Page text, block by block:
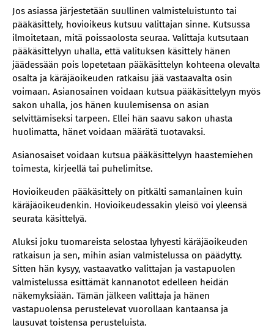
Jos asiassa järjestetään suullinen valmisteluistunto tai
pääkäsittely, hovioikeus kutsuu valittajan sinne. Kutsussa
ilmoitetaan, mitä poissaolosta seuraa. Valittaja kutsutaan
pääkäsittelyyn uhalla, että valituksen käsittely hänen
jäädessään pois lopetetaan pääkäsittelyn kohteena olevalta
osalta ja käräjäoikeuden ratkaisu jää vastaavalta osin
voimaan. Asianosainen voidaan kutsua pääkäsittelyyn myös
sakon uhalla, jos hänen kuulemisensa on asian
selvittämiseksi tarpeen. Ellei hän saavu sakon uhasta
huolimatta, hänet voidaan määrätä tuotavaksi.
Asianosaiset voidaan kutsua pääkäsittelyyn haastemiehen
toimesta, kirjeellä tai puhelimitse.
Hovioikeuden pääkäsittely on pitkälti samanlainen kuin
käräjäoikeudenkin. Hovioikeudessakin yleisö voi yleensä
seurata käsittelyä.
Aluksi joku tuomareista selostaa lyhyesti käräjäoikeuden
ratkaisun ja sen, mihin asian valmistelussa on päädytty.
Sitten hän kysyy, vastaavatko valittajan ja vastapuolen
valmistelussa esittämät kannanotot edelleen heidän
näkemyksiään. Tämän jälkeen valittaja ja hänen
vastapuolensa perustelevat vuorollaan kantaansa ja
lausuvat toistensa perusteluista.